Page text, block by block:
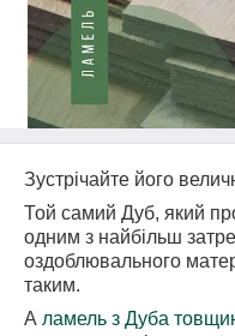
Зустрічайте його
Той самий Дуб, який
одним з найбільш
оздоблювального
таким.
А ламель з Дуба